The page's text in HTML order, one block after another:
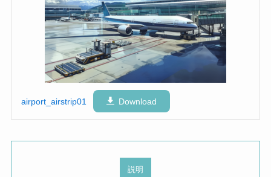
airport_airstrip01 Download
説明